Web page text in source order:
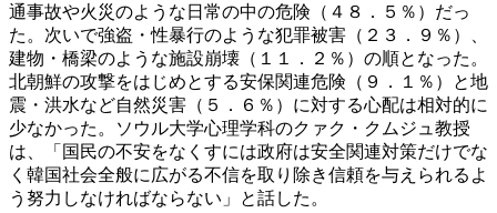
通事故や火災のような日常の中の危険（４８．５％）だっ
た。次いで強盗・性暴行のような犯罪被害（２３．９％）、
建物・橋梁のような施設崩壊（１１．２％）の順となった。
北朝鮮の攻撃をはじめとする安保関連危険（９．１％）と地
震・洪水など自然災害（５．６％）に対する心配は相対的に
少なかった。ソウル大学心理学科のクァク・クムジュ教授
は、「国民の不安をなくすには政府は安全関連対策だけでな
く韓国社会全般に広がる不信を取り除き信頼を与えられるよ
う努力しなければならない」と話した。